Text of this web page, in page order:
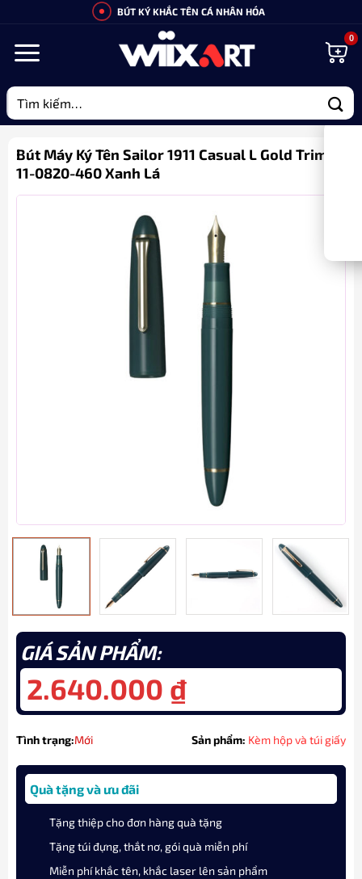
nội
BÚT KÝ KHẮC TÊN CÁ NHÂN HÓA
Tìm
kiếm:
Bút Máy Ký Tên Sailor 1911 Casual L Gold Trim
11-0820-460 Xanh Lá
GIÁ SẢN PHẨM:
2.640.000 ₫
Tình trạng:Mới Sản phẩm: Kèm hộp và túi giấy
Quà tặng và ưu đãi
Tặng thiệp cho đơn hàng quà tặng
Tặng túi đựng, thắt nơ, gói quà miễn phí
Miễn phí khắc tên, khắc laser lên sản phẩm